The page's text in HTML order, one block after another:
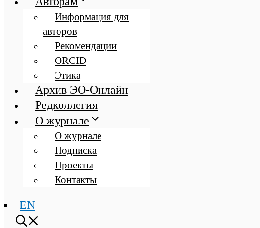
Информация для
авторов
Рекомендации
ORCID
Этика
Архив ЭО-Онлайн
Редколлегия
О журнале
О журнале
Подписка
Проекты
Контакты
EN